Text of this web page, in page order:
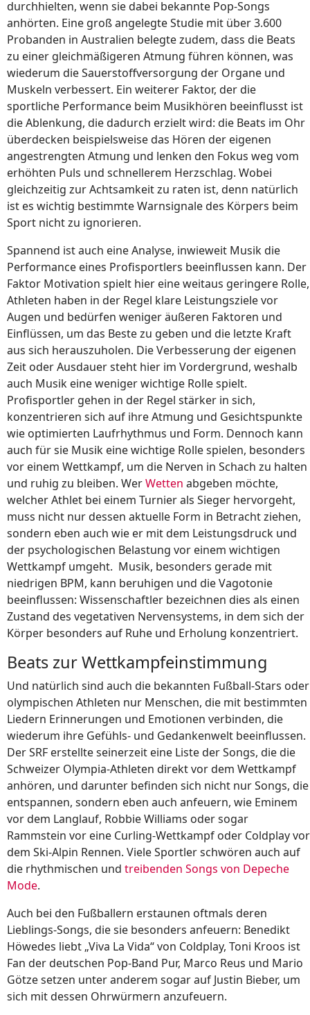
durchhielten, wenn sie dabei bekannte Pop-Songs
anhörten. Eine groß angelegte Studie mit über 3.600
Probanden in Australien belegte zudem, dass die Beats
zu einer gleichmäßigeren Atmung führen können, was
wiederum die Sauerstoffversorgung der Organe und
Muskeln verbessert. Ein weiterer Faktor, der die
sportliche Performance beim Musikhören beeinflusst ist
die Ablenkung, die dadurch erzielt wird: die Beats im Ohr
überdecken beispielsweise das Hören der eigenen
angestrengten Atmung und lenken den Fokus weg vom
erhöhten Puls und schnellerem Herzschlag. Wobei
gleichzeitig zur Achtsamkeit zu raten ist, denn natürlich
ist es wichtig bestimmte Warnsignale des Körpers beim
Sport nicht zu ignorieren.
Spannend ist auch eine Analyse, inwieweit Musik die
Performance eines Profisportlers beeinflussen kann. Der
Faktor Motivation spielt hier eine weitaus geringere Rolle,
Athleten haben in der Regel klare Leistungsziele vor
Augen und bedürfen weniger äußeren Faktoren und
Einflüssen, um das Beste zu geben und die letzte Kraft
aus sich herauszuholen. Die Verbesserung der eigenen
Zeit oder Ausdauer steht hier im Vordergrund, weshalb
auch Musik eine weniger wichtige Rolle spielt.
Profisportler gehen in der Regel stärker in sich,
konzentrieren sich auf ihre Atmung und Gesichtspunkte
wie optimierten Laufrhythmus und Form. Dennoch kann
auch für sie Musik eine wichtige Rolle spielen, besonders
vor einem Wettkampf, um die Nerven in Schach zu halten
und ruhig zu bleiben. WerWetten abgeben möchte,
welcher Athlet bei einem Turnier als Sieger hervorgeht,
muss nicht nur dessen aktuelle Form in Betracht ziehen,
sondern eben auch wie er mit dem Leistungsdruck und
der psychologischen Belastung vor einem wichtigen
Wettkampf umgeht. Musik, besonders gerade mit
niedrigen BPM, kann beruhigen und die Vagotonie
beeinflussen: Wissenschaftler bezeichnen dies als einen
Zustand des vegetativen Nervensystems, in dem sich der
Körper besonders auf Ruhe und Erholung konzentriert.
Beats zur Wettkampfeinstimmung
Und natürlich sind auch die bekannten Fußball-Stars oder
olympischen Athleten nur Menschen, die mit bestimmten
Liedern Erinnerungen und Emotionen verbinden, die
wiederum ihre Gefühls- und Gedankenwelt beeinflussen.
Der SRF erstellte seinerzeit eine Liste der Songs, die die
Schweizer Olympia-Athleten direkt vor dem Wettkampf
anhören, und darunter befinden sich nicht nur Songs, die
entspannen, sondern eben auch anfeuern, wie Eminem
vor dem Langlauf, Robbie Williams oder sogar
Rammstein vor eine Curling-Wettkampf oder Coldplay vor
dem Ski-Alpin Rennen. Viele Sportler schwören auch auf
die rhythmischen und treibenden Songs von Depeche
Mode.
Auch bei den Fußballern erstaunen oftmals deren
Lieblings-Songs, die sie besonders anfeuern: Benedikt
Höwedes liebt „Viva La Vida“ von Coldplay, Toni Kroos ist
Fan der deutschen Pop-Band Pur, Marco Reus und Mario
Götze setzen unter anderem sogar auf Justin Bieber, um
sich mit dessen Ohrwürmern anzufeuern.